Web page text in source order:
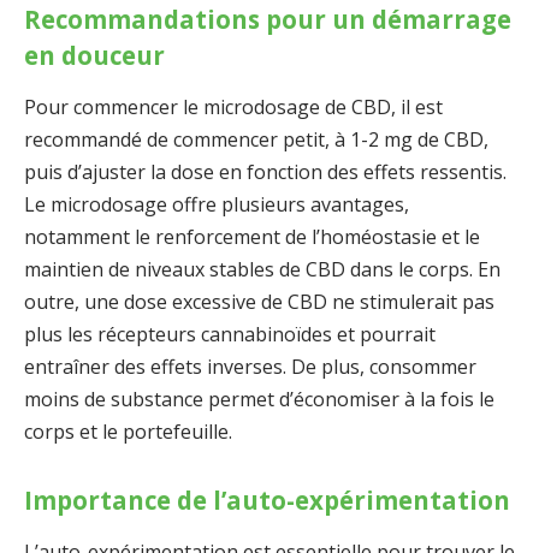
Recommandations pour un démarrage
en douceur
Pour commencer le microdosage de CBD, il est
recommandé de commencer petit, à 1-2 mg de CBD,
puis d’ajuster la dose en fonction des effets ressentis.
Le microdosage offre plusieurs avantages,
notamment le renforcement de l’homéostasie et le
maintien de niveaux stables de CBD dans le corps. En
outre, une dose excessive de CBD ne stimulerait pas
plus les récepteurs cannabinoïdes et pourrait
entraîner des effets inverses. De plus, consommer
moins de substance permet d’économiser à la fois le
corps et le portefeuille.
Importance de l’auto-expérimentation